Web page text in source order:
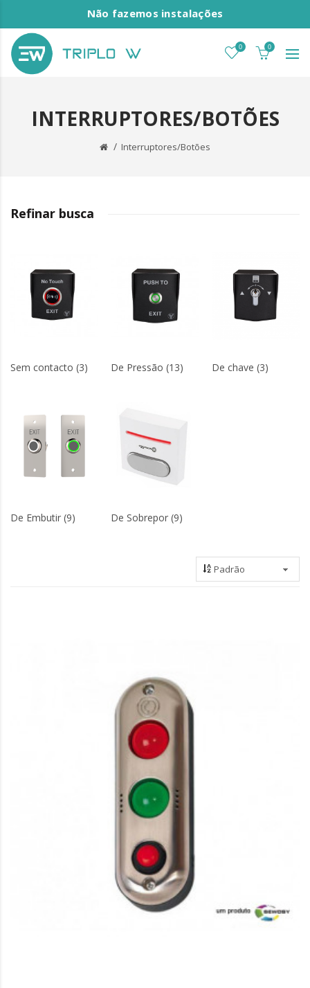
Não fazemos instalações
0 0
INTERRUPTORES/BOTÕES
Interruptores/Botões
Refinar busca
Sem contacto (3) De Pressão (13) De chave (3)
De Embutir (9) De Sobrepor (9)